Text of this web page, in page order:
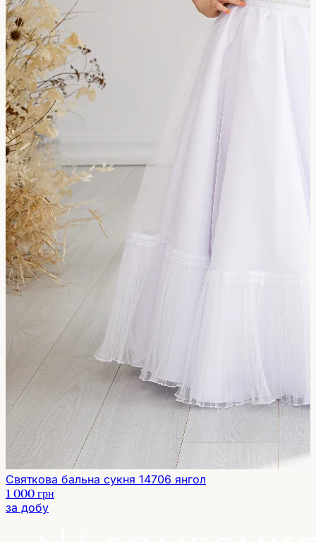
Святкова бальна сукня 14706 янгол
1 000 грн
за добу